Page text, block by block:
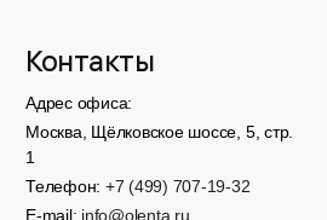
Контакты
Адрес офиса:
Москва, Щёлковское шоссе, 5, стр.
1
Телефон: +7 (499) 707-19-32
E-mail: info@olenta.ru